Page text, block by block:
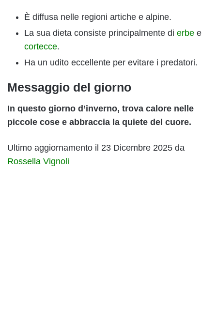
È diffusa nelle regioni artiche e alpine.
La sua dieta consiste principalmente di erbe e
cortecce.
Ha un udito eccellente per evitare i predatori.
Messaggio del giorno
In questo giorno d’inverno, trova calore nelle
piccole cose e abbraccia la quiete del cuore.
Ultimo aggiornamento il 23 Dicembre 2025 da
Rossella Vignoli